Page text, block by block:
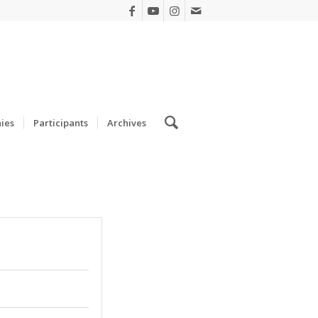
Participants Archives